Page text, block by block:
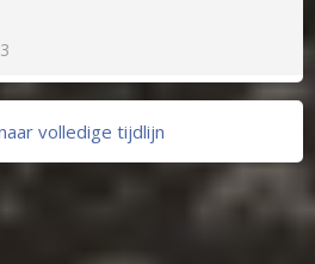
volledige tijdlijn